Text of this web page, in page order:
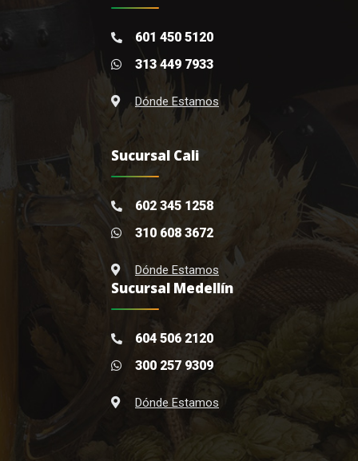
601 450 5120
313 449 7933
Dónde Estamos
Sucursal Cali
602 345 1258
310 608 3672
Dónde Estamos
Sucursal Medellín
604 506 2120
300 257 9309
Dónde Estamos